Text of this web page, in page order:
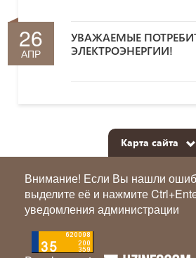
26
АПР
УВАЖАЕМЫЕ
ЭЛЕКТРОЭНЕРГИИ!
Карта сайта
Внимание! Если Вы нашли
выделите её и нажмите
уведомления администрации